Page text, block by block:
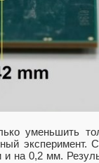
уменьшить
эксперимент.
на 0,2 мм.